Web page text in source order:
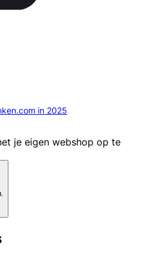
in 2025
je eigen webshop op te